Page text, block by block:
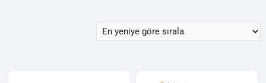
sıralandı